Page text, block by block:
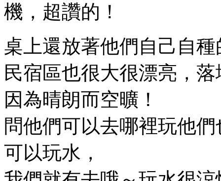
機，超讚的！
桌上還放著他們自己自
民宿區也很大很漂亮，
因為晴朗而空曠！
問他們可以去哪裡玩他
可以玩水，